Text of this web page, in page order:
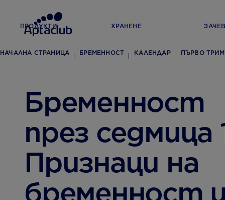
ПРОДУКТИ ХРАНЕНЕ
НАЧАЛНА СТРАНИЦА БРЕМЕННОСТ КАЛЕНДАР ПЪРВО
Бременност
през седмица
Признаци на
бременност и